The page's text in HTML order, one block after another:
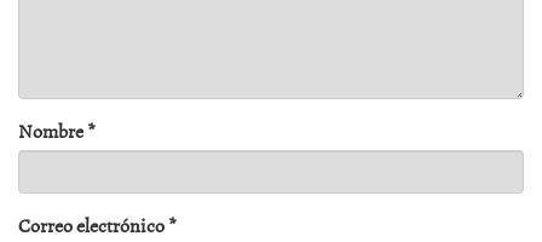
Nombre*
Correo electrónico*